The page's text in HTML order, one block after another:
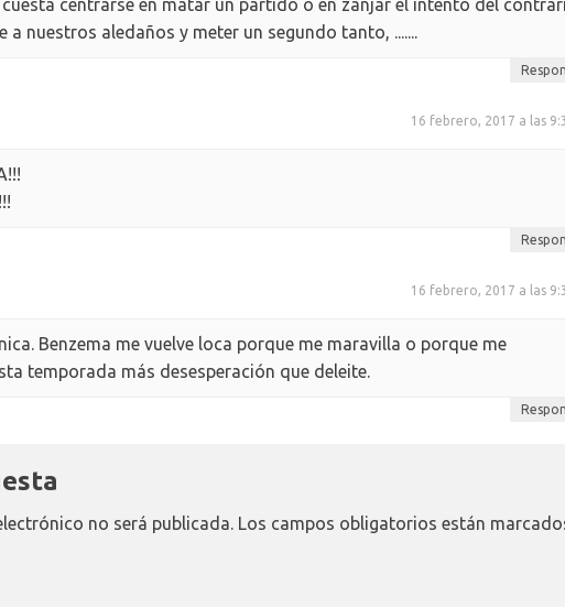
cuesta centrarse en matar un partido o en zanjar el intento del
a nuestros aledaños y meter un segundo tanto, .......
16 febrero, 2017 a las
16 febrero, 2017 a las
Benzema me vuelve loca porque me maravilla o porque me
temporada más desesperación que deleite.
no será publicada. Los campos obligatorios están